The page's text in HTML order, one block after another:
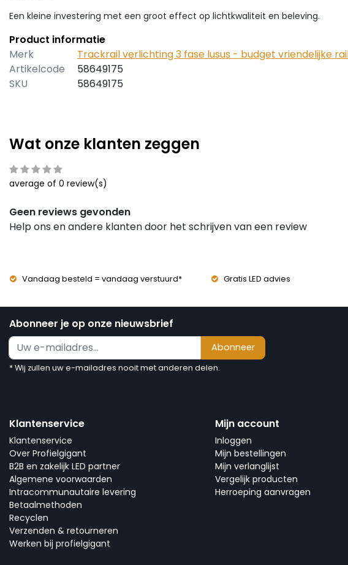
Een kleine investering met een groot effect op lichtkwaliteit en beleving.
Product informatie
Merk
Trackrail verlichting 3 fase lusus - budget vriendelijke
Artikelcode
58649175
SKU
58649175
Wat onze klanten zeggen
average of 0 review(s)
Geen reviews gevonden
Help ons en andere klanten door het schrijven van een review
Vandaag besteld = vandaag verstuurd* Gratis LED advies
Abonneer je op onze nieuwsbrief
Abonneer
* Wij zullen uw e-mailadres nooit met anderen delen.
Klantenservice
Klantenservice
Over Profielgigant
B2B en zakelijk LED partner
Algemene voorwaarden
Intracommunautaire levering
Betaalmethoden
Recyclen
Verzenden & retourneren
Werken bij profielgigant
Mijn account
Inloggen
Mijn bestellingen
Mijn verlanglijst
Vergelijk producten
Herroeping aanvragen